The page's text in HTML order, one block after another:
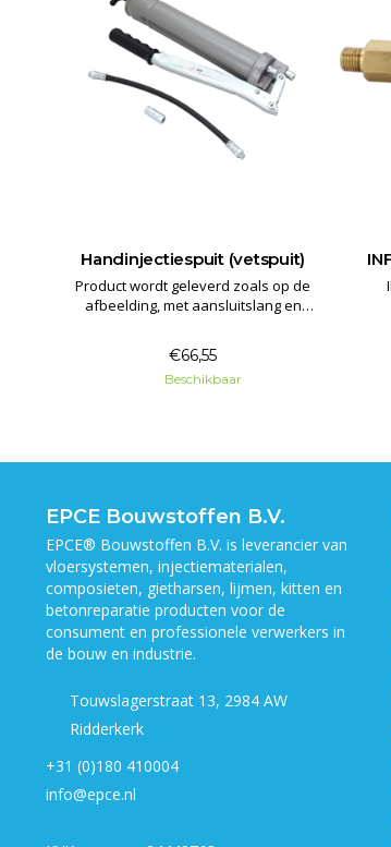
Handinjectiespuit (vetspuit)
Product wordt geleverd zoals op de
afbeelding, met aansluitslang en
€66,55
Beschikbaar
EPCE Bouwstoffen B.V.
EPCE® Bouwstoffen B.V. is leverancier van
vloersystemen, injectiematerialen,
composieten, gietharsen, lijmen, kitten en
betonreparatie producten voor de
consument en professionele verwerkers in
de bouw en industrie.
Touwslagerstraat 13, 2984 AW
Ridderkerk
+31 (0)180 410004
info@epce.nl